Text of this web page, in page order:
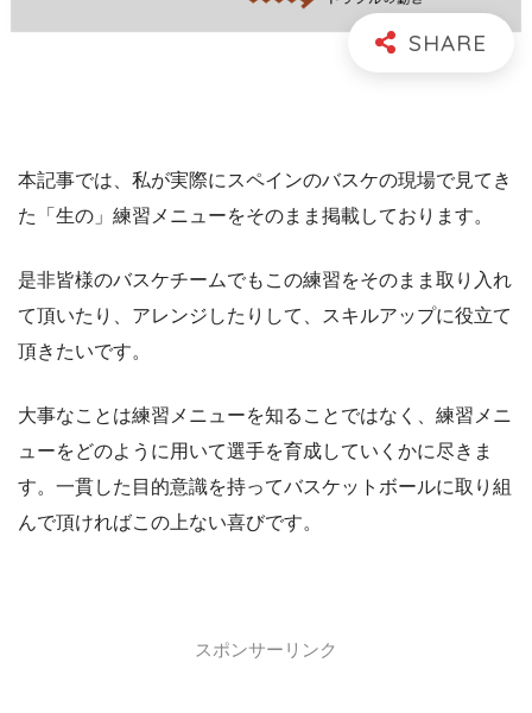
本記事では、私が実際にスペインのバスケの現場で見てき
た「生の」練習メニューをそのまま掲載しております。
是非皆様のバスケチームでもこの練習をそのまま取り入れ
て頂いたり、アレンジしたりして、スキルアップに役立て
頂きたいです。
大事なことは練習メニューを知ることではなく、練習メニ
ューをどのように用いて選手を育成していくかに尽きま
す。一貫した目的意識を持ってバスケットボールに取り組
んで頂ければこの上ない喜びです。
スポンサーリンク